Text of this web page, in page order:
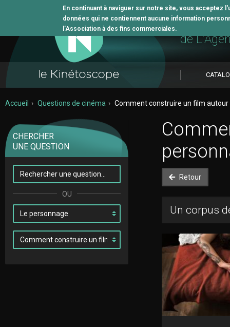
En continuant à naviguer sur notre site, vous
données qui ne contiennent aucune information
l’Association à des fins commerciales. L'outil
de
Accueil Questions de cinéma Comment construire un film autour
CHERCHER
UNE QUESTION
Retour
Un corpus